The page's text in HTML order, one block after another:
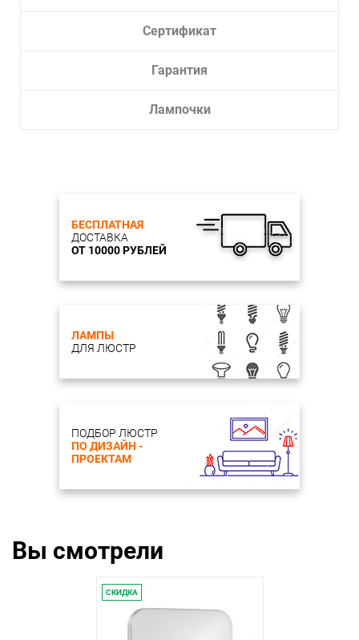
Сертификат
Гарантия
Лампочки
БЕСПЛАТНАЯ
ДОСТАВКА
ОТ 10000 РУБЛЕЙ
ЛАМПЫ
ДЛЯ ЛЮСТР
ПОДБОР ЛЮСТР
ПО ДИЗАЙН -
ПРОЕКТАМ
Вы смотрели
СКИДКА